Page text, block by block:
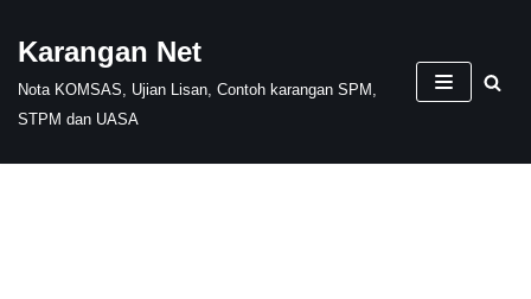
Skip
to
content
Karangan Net
Nota KOMSAS, Ujian Lisan, Contoh karangan SPM,
STPM dan UASA